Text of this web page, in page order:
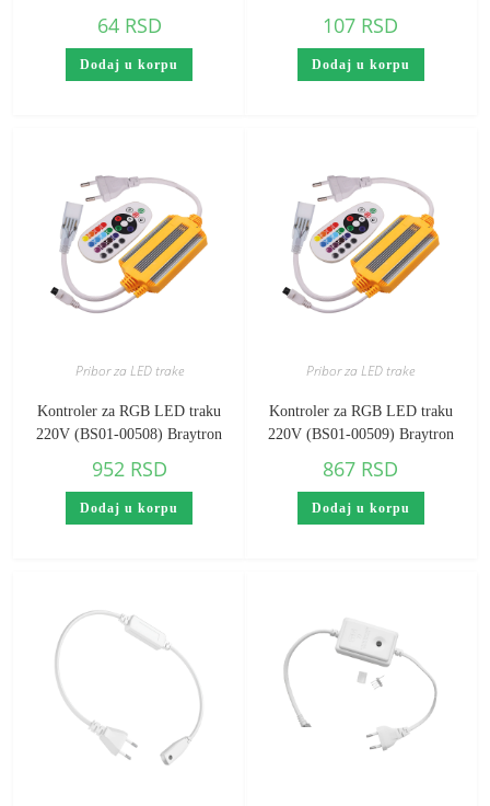
64 RSD
Dodaj u korpu
107 RSD
Dodaj u korpu
Pribor za LED trake
Kontroler za RGB LED traku
220V (BS01-00508) Braytron
952 RSD
Dodaj u korpu
Pribor za LED trake
Kontroler za RGB LED traku
220V (BS01-00509) Braytron
867 RSD
Dodaj u korpu